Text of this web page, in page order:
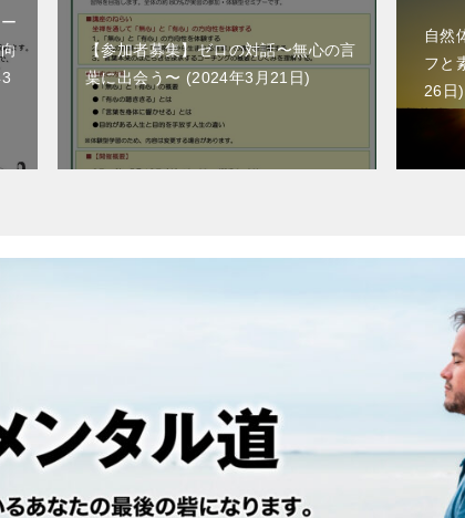
【参加者募集】ゼロの対話〜無心の言
葉に出会う〜
2024年3月21日
自然
フと
26日